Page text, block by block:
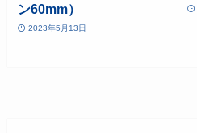
ン60mm）
2023年5月13日